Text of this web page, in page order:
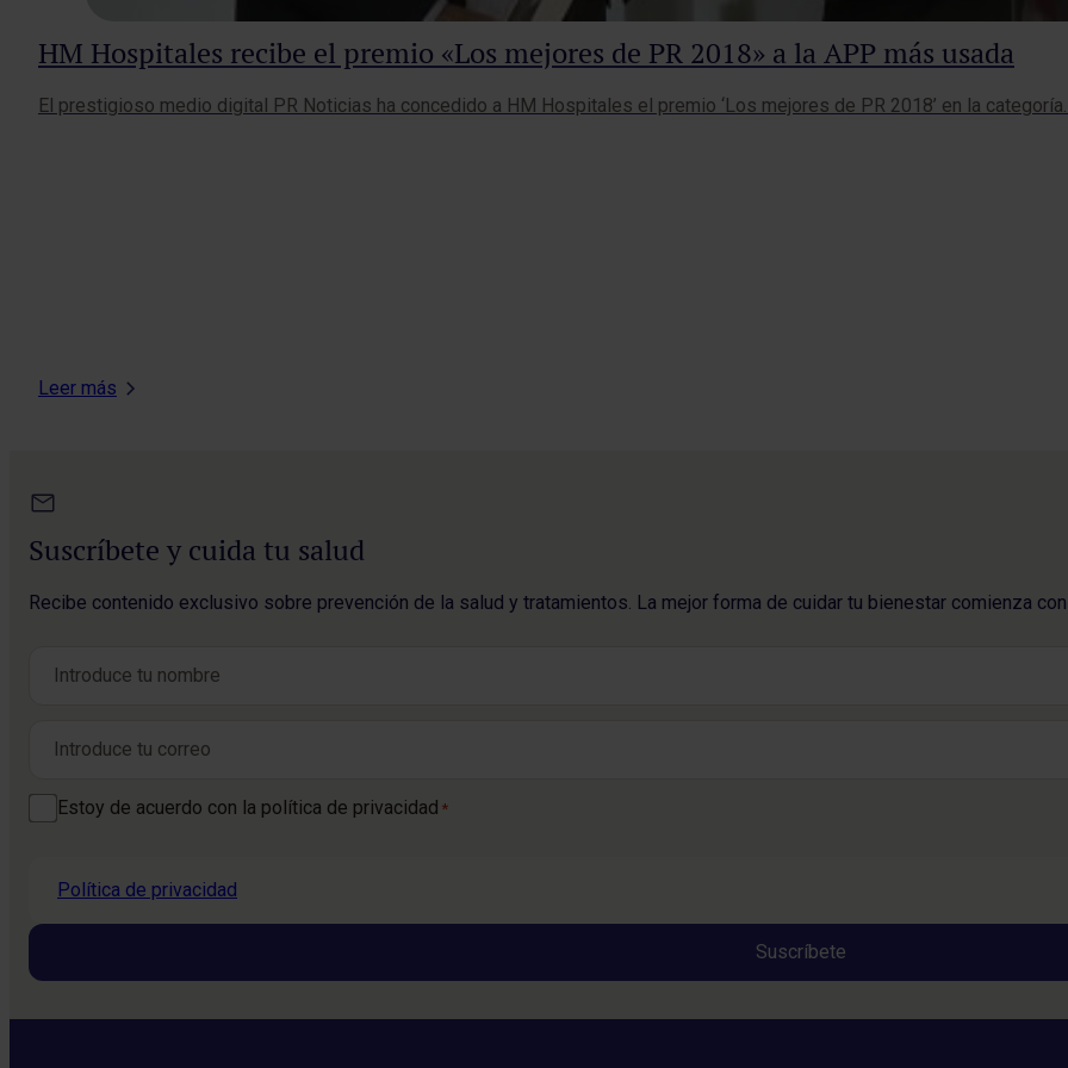
HM Hospitales recibe el premio «Los mejores de PR 2018» a la APP más usada
El prestigioso medio digital PR Noticias ha concedido a HM Hospitales el premio ‘Los mejores de PR 2018’ en la
Leer más
Suscríbete y cuida tu salud
Recibe contenido exclusivo sobre prevención de la salud y tratamientos. La mejor forma de cuidar tu bienestar comienza
Consentimiento *
Estoy de acuerdo con la política de privacidad *
Política de privacidad